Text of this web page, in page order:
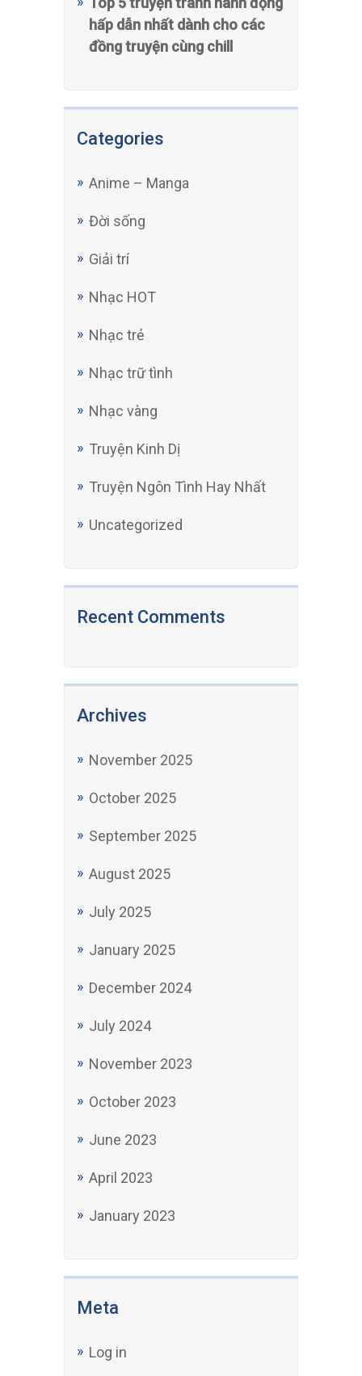
hấp dẫn nhất dành cho các
đồng truyện cùng chill
Categories
Anime – Manga
Đời sống
Giải trí
Nhạc HOT
Nhạc trẻ
Nhạc trữ tình
Nhạc vàng
Truyện Kinh Dị
Truyện Ngôn Tình Hay Nhất
Uncategorized
Recent Comments
Archives
November 2025
October 2025
September 2025
August 2025
July 2025
January 2025
December 2024
July 2024
November 2023
October 2023
June 2023
April 2023
January 2023
Meta
Log in